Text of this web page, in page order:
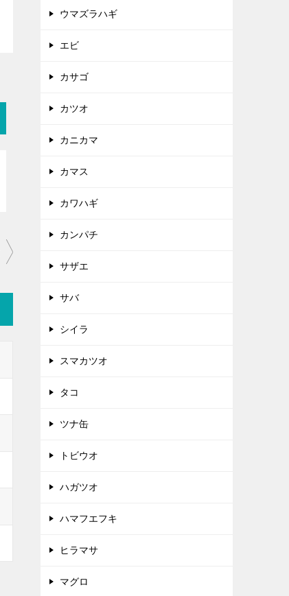
ウマズラハギ
エビ
カサゴ
カツオ
カニカマ
カマス
カワハギ
カンパチ
サザエ
サバ
シイラ
スマカツオ
タコ
ツナ缶
トビウオ
ハガツオ
ハマフエフキ
ヒラマサ
マグロ